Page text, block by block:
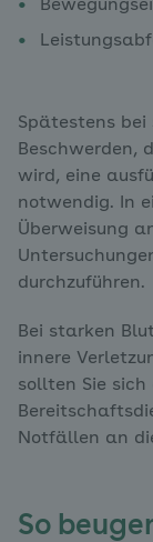
Spätestens bei
Beschwerden,
wird, eine
notwendig. In
Überweisung
durchzuführen.
Bei starken
innere
sollten Sie
Notfällen an
So